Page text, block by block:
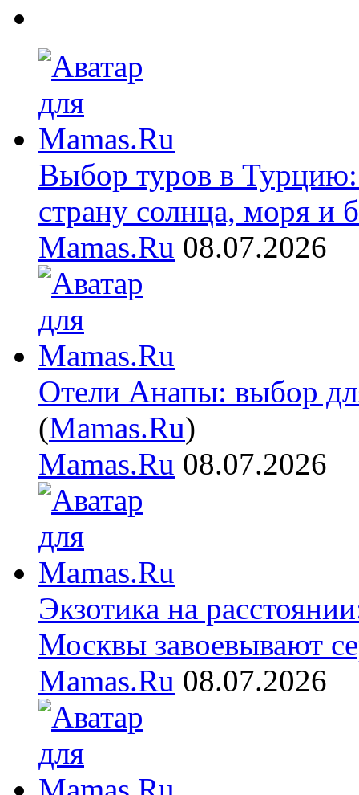
Выбор туров в Турцию:
страну солнца, моря и
Mamas.Ru 08.07.2026
Отели Анапы: выбор
(Mamas.Ru)
Mamas.Ru 08.07.2026
Экзотика на
Москвы завоевывают
Mamas.Ru 08.07.2026